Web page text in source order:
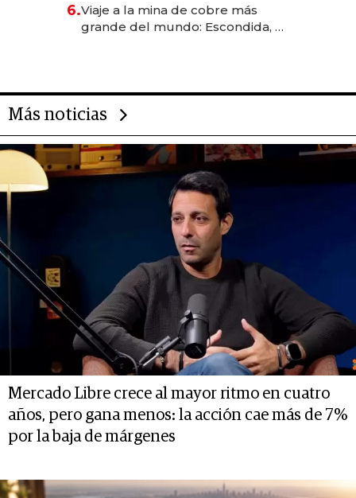
6.Viaje a la mina de cobre más
grande del mundo: Escondida, el
Más noticias
Mercado Libre crece al mayor ritmo en cuatro
años, pero gana menos: la acción cae más de 7%
por la baja de márgenes